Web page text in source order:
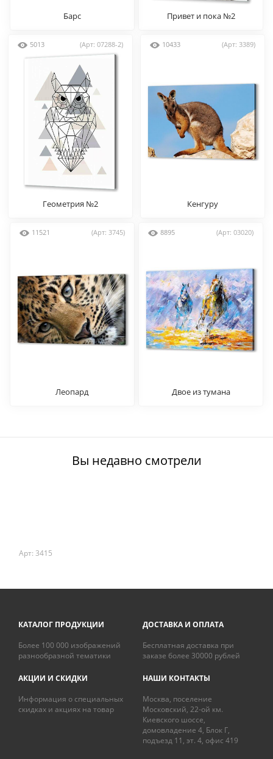
Барс Привет и пока №2
5013 (Арт: 07288-2)
Геометрия №2
10433 (Арт: 3389)
Кенгуру
11521 (Арт: 3745)
Леопард
8895 (Арт: 03020)
Двое из тумана
Вы недавно смотрели
Арт: 3415
КАТАЛОГ ПРОДУКЦИИ
Более 100 000 изображений
разнообразной тематики
ДОСТАВКА И ОПЛАТА
Бесплатная доставка при
заказе более 30000 рублей
АКЦИИ И СКИДКИ
Информация о специальных
скидках и акциях на товар
НАШИ КОНТАКТЫ
Москва, поселение
Московский, 22-ой км.
Киевского шоссе,
домовладение 4, Блок Г,
подъезд 11, эт. 4, офис 419